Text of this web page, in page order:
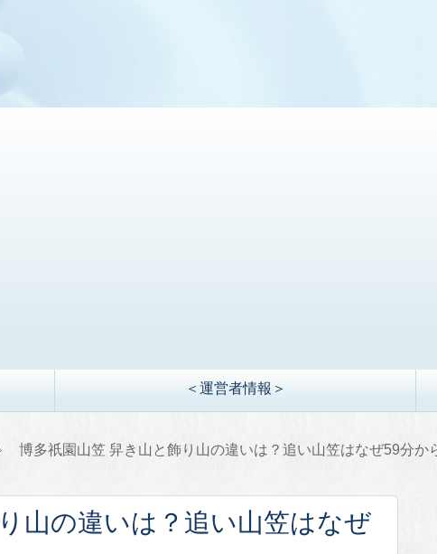
＜運営者情報＞
博多祇園山笠 舁き山と飾り山の違いは？追い山笠はなぜ59分か
山の違いは？追い山笠はなぜ